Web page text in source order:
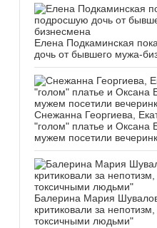
Елена Подкаминская
дочь от бывшего мужа-
Снежанна Георгиева,
"голом" платье и Оксана
мужем посетили
Балерина Мария
критиковали за
токсичными людьми"